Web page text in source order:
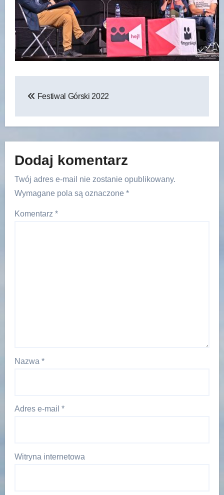
Festiwal Górski 2022
Dodaj komentarz
Twój adres e-mail nie zostanie opublikowany.
Wymagane pola są oznaczone *
Komentarz *
Nazwa *
Adres e-mail *
Witryna internetowa